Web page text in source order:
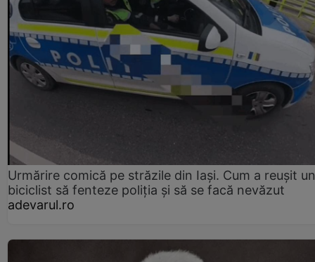
Urmărire comică pe străzile din Iași. Cum a reușit un
biciclist să fenteze poliția și să se facă nevăzut
adevarul.ro